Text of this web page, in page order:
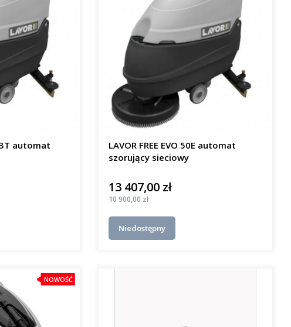
automat
LAVOR FREE EVO 50E automat
szorujący sieciowy
Cena
13 407,00 zł
Cena
10 900,00 zł
Niedostępny
NOWOŚĆ